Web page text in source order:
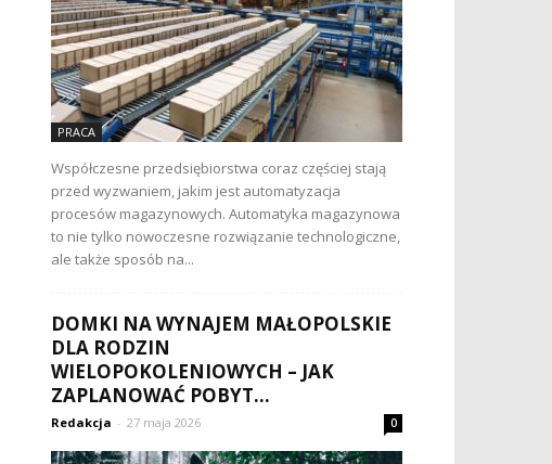
PRACA
Współczesne przedsiębiorstwa coraz częściej stają
przed wyzwaniem, jakim jest automatyzacja
procesów magazynowych. Automatyka magazynowa
to nie tylko nowoczesne rozwiązanie technologiczne,
ale także sposób na...
DOMKI NA WYNAJEM MAŁOPOLSKIE
DLA RODZIN
WIELOPOKOLENIOWYCH – JAK
ZAPLANOWAĆ POBYT...
Redakcja - 27 maja 2026 0